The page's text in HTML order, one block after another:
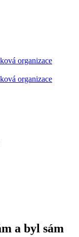
organizace
organizace
a byl sám